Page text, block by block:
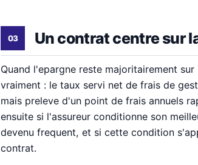
Un contrat centre sur
Quand l'epargne reste majoritairement
vraiment : le taux servi net de frais de
mais preleve d'un point de frais annuels
ensuite si l'assureur conditionne son
devenu frequent, et si cette condition
contrat.